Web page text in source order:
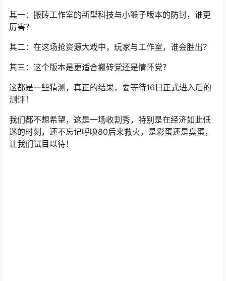
其一：搬砖工作室的新型科技与小猴子版本的防封，谁更
厉害？
其二：在这场抢资源大戏中，玩家与工作室，谁会胜出？
其三：这个版本是更适合搬砖党还是情怀党？
这都是一些猜测，真正的结果，要等待16日正式进入后的
测评！
我们都不想希望，这是一场收割秀，特别是在经济如此低
迷的时刻，还不忘记呼唤80后来救火，是彩蛋还是臭蛋，
让我们试目以待！